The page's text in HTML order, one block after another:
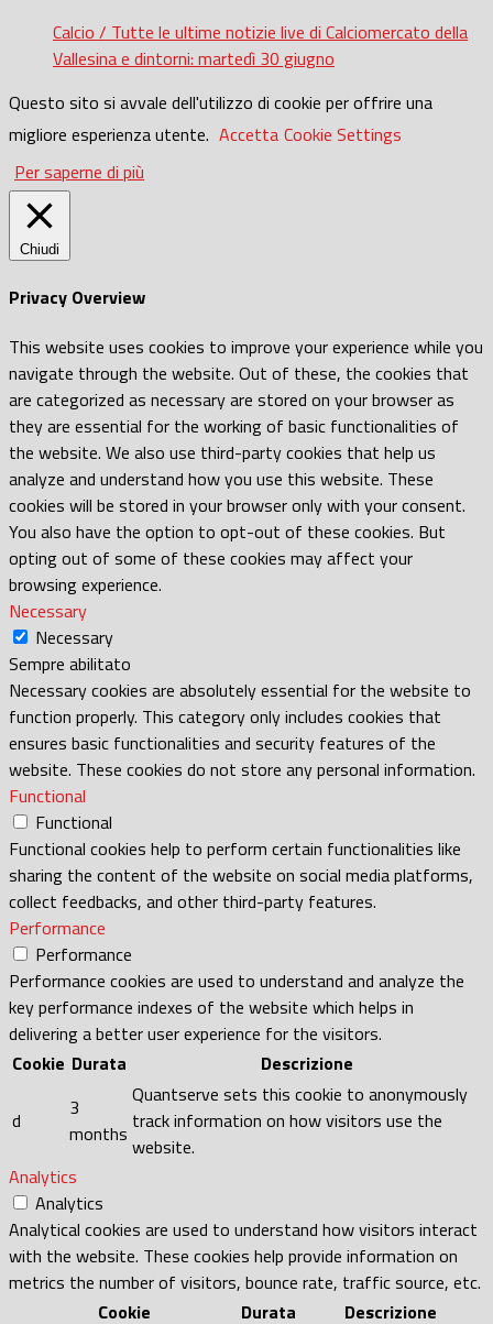
Calcio / Tutte le ultime notizie live di Calciomercato della
Vallesina e dintorni: martedì 30 giugno
Questo sito si avvale dell'utilizzo di cookie per offrire una
migliore esperienza utente. Accetta Cookie Settings
Per saperne di più
Chiudi
Privacy Overview
This website uses cookies to improve your experience while you
navigate through the website. Out of these, the cookies that
are categorized as necessary are stored on your browser as
they are essential for the working of basic functionalities of
the website. We also use third-party cookies that help us
analyze and understand how you use this website. These
cookies will be stored in your browser only with your consent.
You also have the option to opt-out of these cookies. But
opting out of some of these cookies may affect your
browsing experience.
Necessary
Necessary
Sempre abilitato
Necessary cookies are absolutely essential for the website to
function properly. This category only includes cookies that
ensures basic functionalities and security features of the
website. These cookies do not store any personal information.
Functional
Functional
Functional cookies help to perform certain functionalities like
sharing the content of the website on social media platforms,
collect feedbacks, and other third-party features.
Performance
Performance
Performance cookies are used to understand and analyze the
key performance indexes of the website which helps in
delivering a better user experience for the visitors.
Cookie Durata Descrizione
d
3
months
Quantserve sets this cookie to anonymously
track information on how visitors use the
website.
Analytics
Analytics
Analytical cookies are used to understand how visitors interact
with the website. These cookies help provide information on
metrics the number of visitors, bounce rate, traffic source, etc.
Cookie
Durata Descrizione